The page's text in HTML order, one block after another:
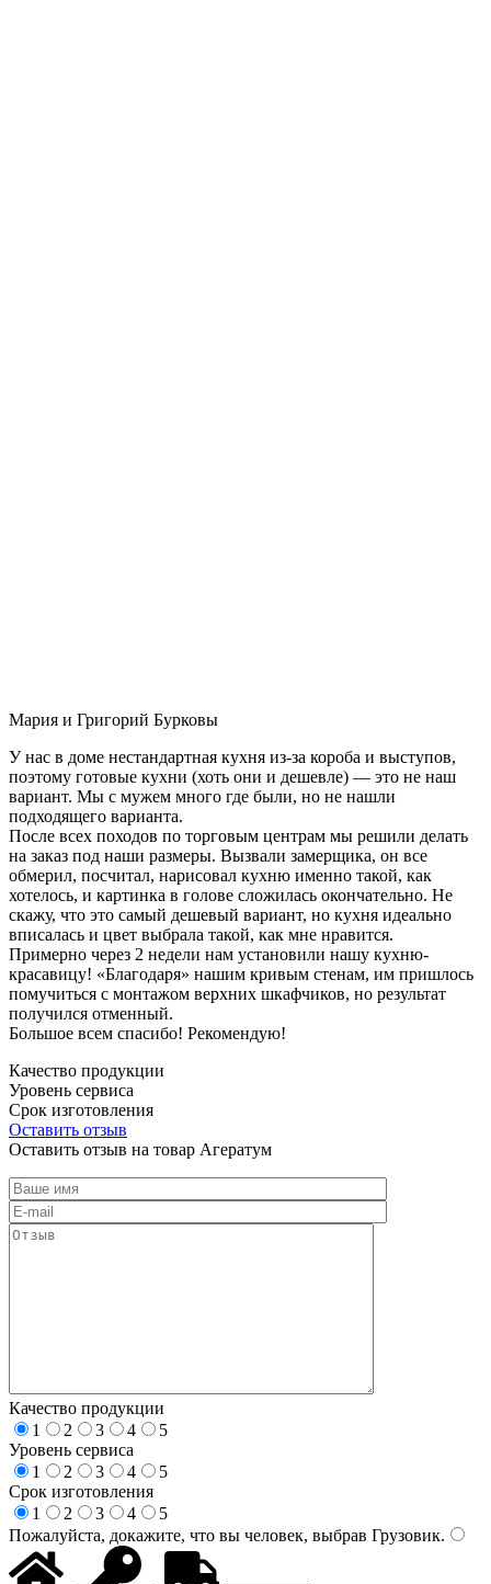
Мария и Григорий Бурковы
У нас в доме нестандартная кухня из-за короба и выступов,
поэтому готовые кухни (хоть они и дешевле) — это не наш
вариант. Мы с мужем много где были, но не нашли
подходящего варианта.
После всех походов по торговым центрам мы решили делать
на заказ под наши размеры. Вызвали замерщика, он все
обмерил, посчитал, нарисовал кухню именно такой, как
хотелось, и картинка в голове сложилась окончательно. Не
скажу, что это самый дешевый вариант, но кухня идеально
вписалась и цвет выбрала такой, как мне нравится.
Примерно через 2 недели нам установили нашу кухню-
красавицу! «Благодаря» нашим кривым стенам, им пришлось
помучиться с монтажом верхних шкафчиков, но результат
получился отменный.
Большое всем спасибо! Рекомендую!
Качество продукции
Уровень сервиса
Срок изготовления
Оставить отзыв
Оставить отзыв на товар Агератум
Качество продукции
1
2 3 4
5
Уровень сервиса
1
2 3 4
5
Срок изготовления
1
2 3 4
5
Пожалуйста, докажите, что вы человек, выбрав Грузовик.